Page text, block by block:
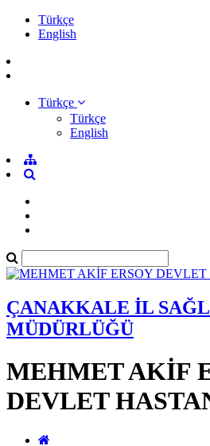
Türkçe
English
Türkçe
Türkçe
English
ÇANAKKALE İL
MÜDÜRLÜĞÜ
MEHMET AKİF
DEVLET